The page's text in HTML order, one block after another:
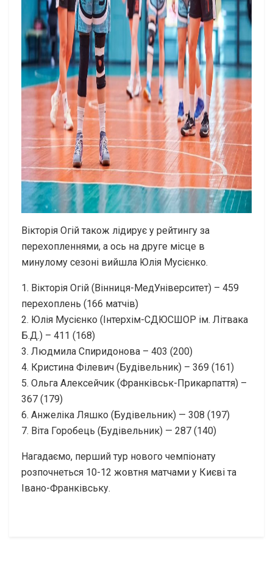
Вікторія Огій також лідирує у рейтингу за
перехопленнями, а ось на друге місце в
минулому сезоні вийшла Юлія Мусієнко.
1. Вікторія Огій (Вінниця-МедУніверситет) – 459
перехоплень (166 матчів)
2. Юлія Мусієнко (Інтерхім-СДЮСШОР ім. Літвака
Б.Д.) – 411 (168)
3. Людмила Спиридонова – 403 (200)
4. Кристина Філевич (Будівельник) – 369 (161)
5. Ольга Алексейчик (Франківськ-Прикарпаття) –
367 (179)
6. Анжеліка Ляшко (Будівельник) — 308 (197)
7. Віта Горобець (Будівельник) — 287 (140)
Нагадаємо, перший тур нового чемпіонату
розпочнеться 10-12 жовтня матчами у Києві та
Івано-Франківську.